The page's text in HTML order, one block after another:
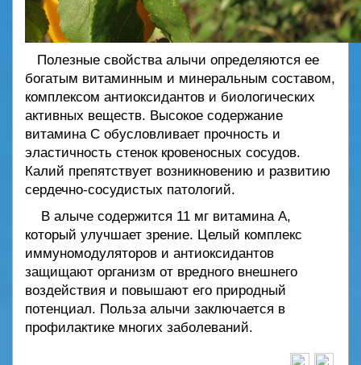
Полезные свойства алычи определяются ее
богатым витаминным и минеральным составом,
комплексом антиоксидантов и биологических
активных веществ. Высокое содержание
витамина С обусловливает прочность и
эластичность стенок кровеносных сосудов.
Калий препятствует возникновению и развитию
сердечно-сосудистых патологий.
В алыче содержится 11 мг витамина А,
который улучшает зрение. Целый комплекс
иммуномодуляторов и антиоксидантов
защищают организм от вредного внешнего
воздействия и повышают его природный
потенциал. Польза алычи заключается в
профилактике многих заболеваний.